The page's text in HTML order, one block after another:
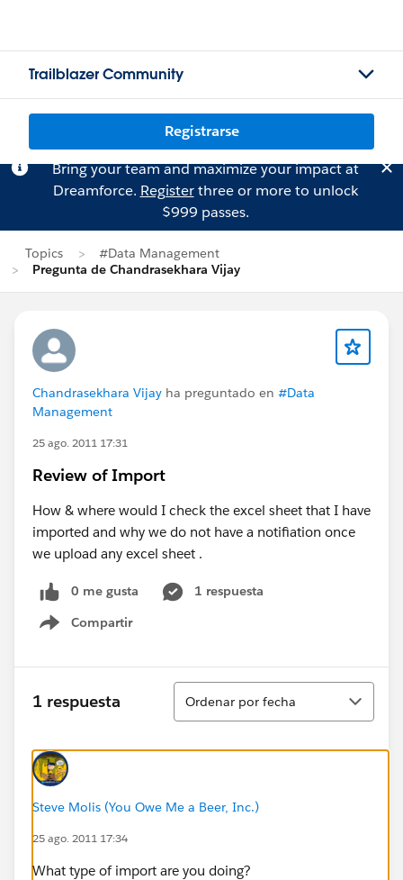
Trailblazer Community
Registrarse
Bring your team and maximize your impact at
Dreamforce. Registerthree or more to unlock
$999 passes.
Topics
#Data Management
Pregunta de Chandrasekhara Vijay
Chandrasekhara Vijay ha preguntado en #Data
Management
25 ago. 2011 17:31
Review of Import
How & where would I check the excel sheet that I have
imported and why we do not have a notifiation once
we upload any excel sheet .
0 me gusta
1 respuesta
Compartir
Show menu
1 respuesta
Ordenar
Ordenar por fecha
Steve Molis (You Owe Me a Beer, Inc.)
25 ago. 2011 17:34
What type of import are you doing?